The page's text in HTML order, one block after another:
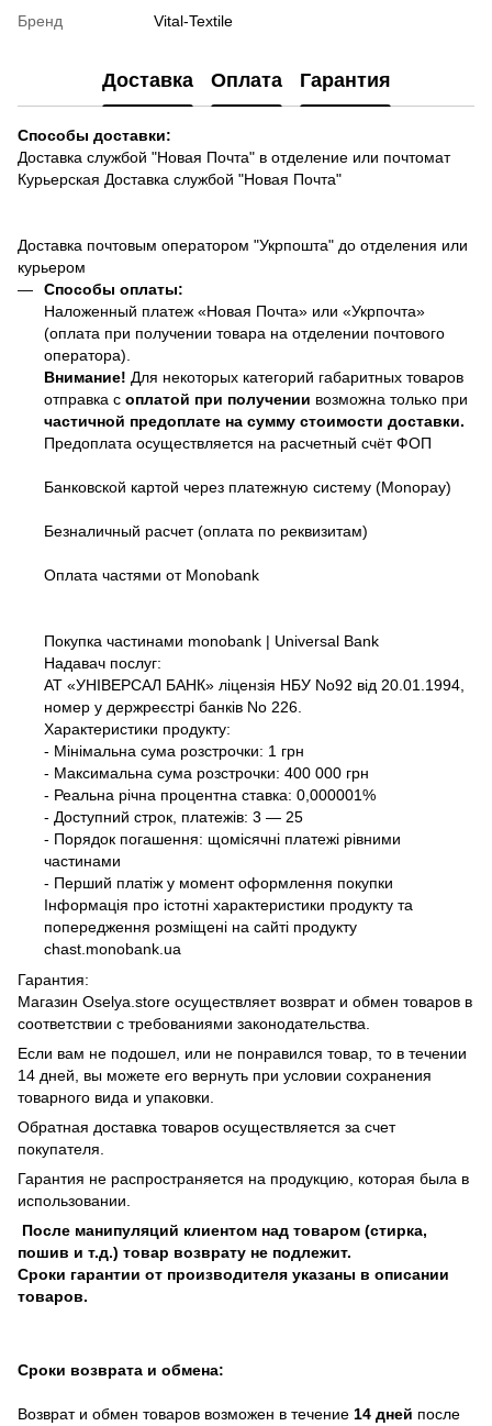
Бренд Vital-Textile
Доставка Оплата Гарантия
Способы доставки:
Доставка службой "Новая Почта" в отделение или почтомат
Курьерская Доставка службой "Новая Почта"
Доставка почтовым оператором "Укрпошта" до отделения или
курьером
Способы оплаты:
Наложенный платеж «Новая Почта» или «Укрпочта»
(оплата при получении товара на отделении почтового
оператора).
Внимание! Для некоторых категорий габаритных товаров
отправка с оплатой при получении возможна только при
частичной предоплате на сумму стоимости доставки.
Предоплата осуществляется на расчетный счёт ФОП
Банковской картой через платежную систему (Monopay)
Безналичный расчет (оплата по реквизитам)
Оплата частями от Monobank
Покупка частинами monobank | Universal Bank
Надавач послуг:
АТ «УНІВЕРСАЛ БАНК» ліцензія НБУ No92 від 20.01.1994,
номер у держреєстрі банків No 226.
Характеристики продукту:
- Мінімальна сума розстрочки: 1 грн
- Максимальна сума розстрочки: 400 000 грн
- Реальна річна процентна ставка: 0,000001%
- Доступний строк, платежів: 3 — 25
- Порядок погашення: щомісячні платежі рівними
частинами
- Перший платіж у момент оформлення покупки
Інформація про істотні характеристики продукту та
попередження розміщені на сайті продукту
chast.monobank.ua
Гарантия:
Магазин Oselya.store осуществляет возврат и обмен товаров в
соответствии с требованиями законодательства.
Если вам не подошел, или не понравился товар, то в течении
14 дней, вы можете его вернуть при условии сохранения
товарного вида и упаковки.
Обратная доставка товаров осуществляется за счет
покупателя.
Гарантия не распространяется на продукцию, которая была в
использовании.
После манипуляций клиентом над товаром (стирка,
пошив и т.д.) товар возврату не подлежит.
Сроки гарантии от производителя указаны в описании
товаров.
Сроки возврата и обмена:
Возврат и обмен товаров возможен в течение 14 дней после